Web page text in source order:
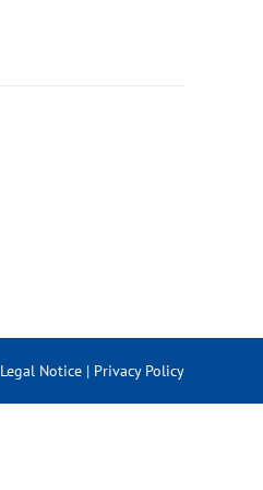
Legal Notice | Privacy Policy